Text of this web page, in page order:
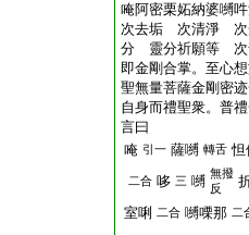
唵阿密栗妬納婆嚩
次去垢 次清淨
分 靈分祈願等 次
即金剛合掌。至心
聖無量菩薩金剛密
自身而禮聖衆。普
言曰
唵 引一 薩嚩 轉舌 怛
二合 哆 三 嚩 無撥
反
室唎 二合 嚩㗚那 二